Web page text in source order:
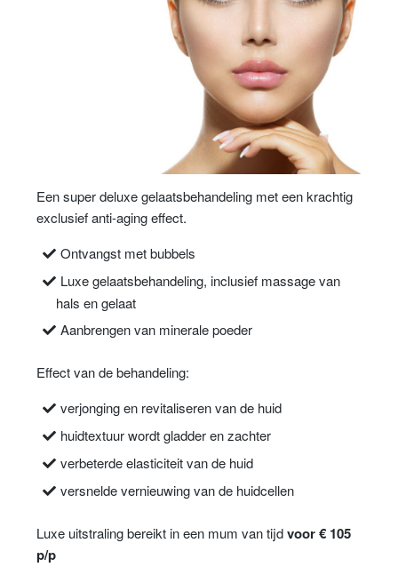
Een super deluxe gelaatsbehandeling met een krachtig
exclusief anti-aging effect.
Ontvangst met bubbels
Luxe gelaatsbehandeling, inclusief massage van
hals en gelaat
Aanbrengen van minerale poeder
Effect van de behandeling:
verjonging en revitaliseren van de huid
huidtextuur wordt gladder en zachter
verbeterde elasticiteit van de huid
versnelde vernieuwing van de huidcellen
Luxe uitstraling bereikt in een mum van tijdvoor€ 105
p/p